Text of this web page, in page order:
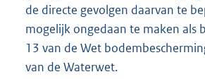
de directe gevolgen daarvan te
mogelijk ongedaan te maken als
13 van de Wet
van de Waterwet.